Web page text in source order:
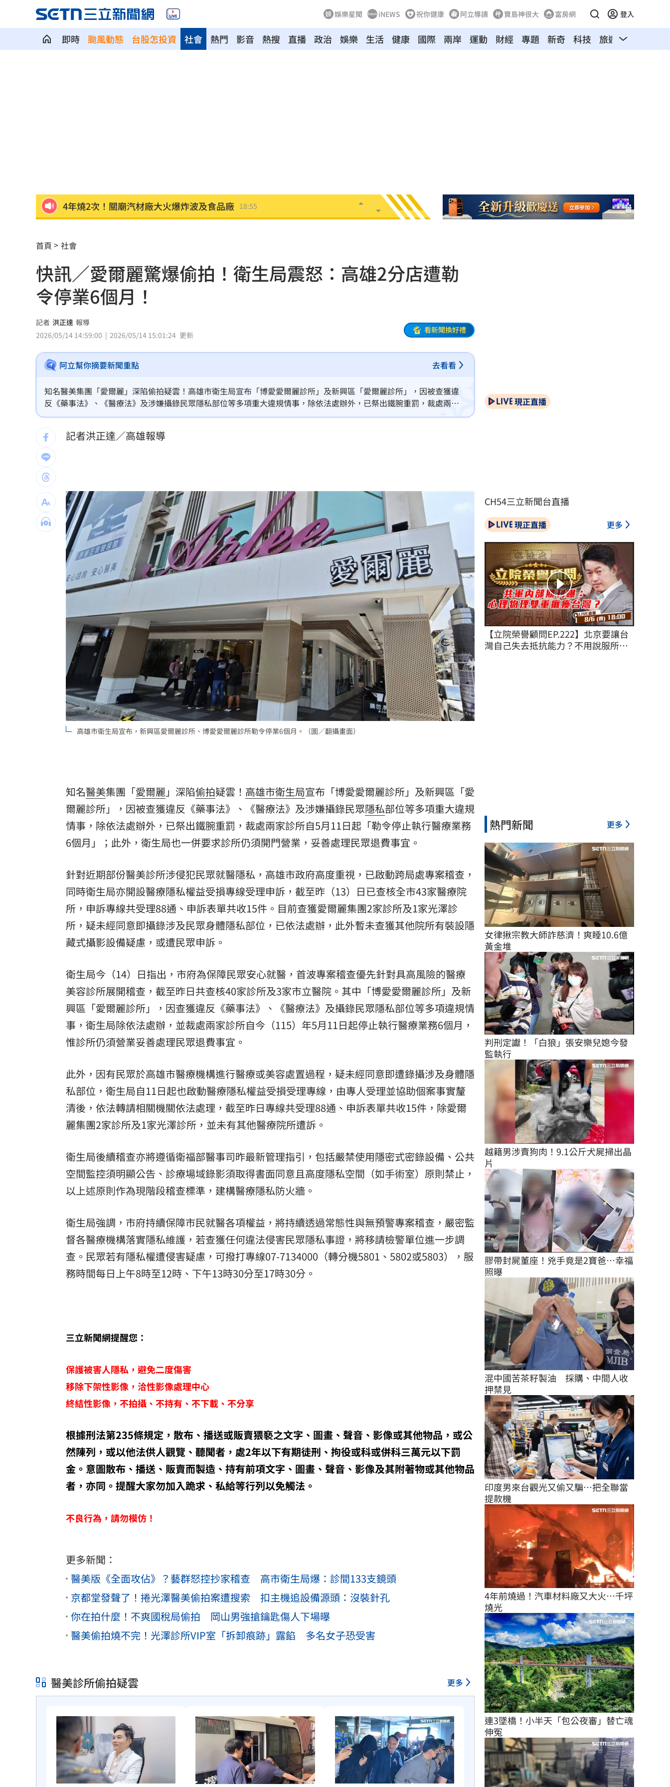
娛樂星聞 iNEWS 祝你健康 阿立導讀 寶島神很大 富房網 登入
即時 颱風動態 台股怎投資 熱門 影音 熱搜 直播 政治
社會 娛樂 生活 健康 國際 兩岸 運動 財經 專題 新奇 科技 旅遊 汽車
4年燒2次！關廟汽材廠大火爆炸波及食品廠 18:55
許富凱攻蛋倒數突公開道歉 真實原因曝光
新／狠詐慈濟10.6億 名律師移審結果曝 18:46
陳智菡賀柯文哲爆抄襲 他狠酸這黨很奇怪
詐慈濟10億破案關鍵！女律頻繁1動作露餡
交過2外籍女友！姜厚任曝曾一年不近女色
柯文哲生日小編喊「說那4個字」留言翻車
陳冠偉體脂升高亮警訊 葉總無下二軍打算 18:37
梅西梅開二度 登北美聯賽盃歷史進球王
韓股慘跌爆金融危機？惠譽揭恐衝擊2產業 18:16
金曲男星突宣布「單飛」超狂新身分曝光 18:16
台灣彩券開獎直播中 20:31
LIVE三立+24小時直播 15:27
三立iNEWS新聞台線上直播
理想混蛋號召粉絲跨海追星吃美食！ 18:15
首頁 社會
快訊／愛爾麗驚爆偷拍！衛生局震怒：高雄2分店遭勒
令停業6個月！
記者 洪正達 報導
2026/05/14 14:59:00
2026/05/14 15:01:24 更新
看新聞換好禮
阿立幫你摘要新聞重點 去看看
知名醫美集團「愛爾麗」深陷偷拍疑雲！高雄市衛生局宣布「博愛愛爾麗診所」及新興區「愛爾麗診所」，因被查獲違
反《藥事法》、《醫療法》及涉嫌攝錄民眾隱私部位等多項重大違規情事，除依法處辦外，已祭出鐵腕重罰，裁處兩家
診所自5月11日起「勒令停止執行醫療業務6個月」；此外，衛生局也一併要求診所仍須開門營業，妥善處理民眾退費事
宜。
記者洪正達／高雄報導
高雄市衛生局宣布，新興區愛爾麗診所、博愛愛爾麗診所勒令停業6個月。（圖／翻攝畫面）
知名醫美集團「愛爾麗 」深陷偷拍疑雲！ 高雄市衛生局宣布「博愛愛爾麗診所」及新興區「愛
爾麗診所」，因被查獲違反《藥事法》、《醫療法》及涉嫌攝錄民眾隱私部位等多項重大違規
情事，除依法處辦外，已祭出鐵腕重罰，裁處兩家診所自5月11日起「勒令停止執行醫療業務
6個月」；此外，衛生局也一併要求診所仍須開門營業，妥善處理民眾退費事宜。
針對近期部份醫美診所涉侵犯民眾就醫隱私，高雄市政府高度重視，已啟動跨局處專案稽查，
同時衛生局亦開設醫療隱私權益受損專線受理申訴，截至昨（13）日已查核全市43家醫療院
所，申訴專線共受理88通、申訴表單共收15件。目前查獲愛爾麗集團2家診所及1家光澤診
所，疑未經同意即攝錄涉及民眾身體隱私部位，已依法處辦，此外暫未查獲其他院所有裝設隱
藏式攝影設備疑慮，或遭民眾申訴。
衛生局今（14）日指出，市府為保障民眾安心就醫，首波專案稽查優先針對具高風險的醫療
美容診所展開稽查，截至昨日共查核40家診所及3家市立醫院。其中「博愛愛爾麗診所」及新
興區「愛爾麗診所」，因查獲違反《藥事法》、《醫療法》及攝錄民眾隱私部位等多項違規情
事，衛生局除依法處辦，並裁處兩家診所自今（115）年5月11日起停止執行醫療業務6個月，
惟診所仍須營業妥善處理民眾退費事宜。
此外，因有民眾於高雄市醫療機構進行醫療或美容處置過程，疑未經同意即遭錄攝涉及身體隱
私部位，衛生局自11日起也啟動醫療隱私權益受損受理專線，由專人受理並協助個案事實釐
清後，依法轉請相關機關依法處理，截至昨日專線共受理88通、申訴表單共收15件，除愛爾
麗集團2家診所及1家光澤診所，並未有其他醫療院所遭訴。
衛生局後續稽查亦將遵循衛福部醫事司昨最新管理指引，包括嚴禁使用隱密式密錄設備、公共
空間監控須明顯公告、診療場域錄影須取得書面同意且高度隱私空間（如手術室）原則禁止，
以上述原則作為現階段稽查標準，建構醫療隱私防火牆。
衛生局強調，市府持續保障市民就醫各項權益，將持續透過常態性與無預警專案稽查，嚴密監
督各醫療機構落實隱私維護，若查獲任何違法侵害民眾隱私事證，將移請檢警單位進一步調
查。民眾若有隱私權遭侵害疑慮，可撥打專線07-7134000（轉分機5801、5802或5803），服
務時間每日上午8時至12時、下午13時30分至17時30分。
三立新聞網提醒您：
保護被害人隱私，避免二度傷害
移除下架性影像，洽性影像處理中心
終結性影像，不拍攝、不持有、不下載、不分享
根據刑法第235條規定，散布、播送或販賣猥褻之文字、圖畫、聲音、影像或其他物品，或公
然陳列，或以他法供人觀覽、聽聞者，處2年以下有期徒刑、拘役或科或併科三萬元以下罰
金。意圖散布、播送、販賣而製造、持有前項文字、圖畫、聲音、影像及其附著物或其他物品
者，亦同。提醒大家勿加入跪求、私給等行列以免觸法。
不良行為，請勿模仿！
更多新聞：
醫美版《全面攻佔》？藝群怒控抄家稽查 高市衛生局爆：診間133支鏡頭
京都堂發聲了！捲光澤醫美偷拍案遭搜索 扣主機追設備源頭：沒裝針孔
你在拍什麼！不爽國稅局偷拍 岡山男強搶鑰匙傷人下場曝
醫美偷拍燒不完！光澤診所VIP室「拆卸痕跡」露餡 多名女子恐受害
醫美診所偷拍疑雲 更多
現正直播
CH54三立新聞台直播
現正直播 更多
【立院榮譽顧問EP.222】北京要讓台
灣自己失去抵抗能力？不用說服所有
熱門新聞 更多
女律揪宗教大師詐慈濟！爽睡10.6億
黃金堆
判刑定讞！「白狼」張安樂兒媳今發
監執行
越籍男涉賣狗肉！9.1公斤犬屍掃出晶
片
膠帶封屍董座！兇手竟是2寶爸…幸福
照曝
混中國苦茶籽製油　採購、中間人收
押禁見
印度男來台觀光又偷又騙…把全聯當
提款機
4年前燒過！汽車材料廠又大火…千坪
燒光
連3墜橋！小半天「包公夜審」替亡魂
伸冤